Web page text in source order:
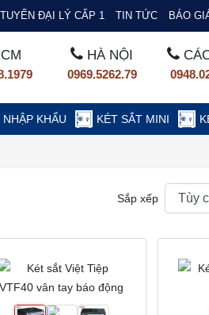
TUYỂN ĐẠI LÝ CẤP 1 TIN TỨC BÁO
HÀ NỘI
0969.5262.79
KHẨU KÉT SẮT MINI
Sắp xếp